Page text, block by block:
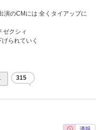
演のCMには 全くタイアップに
ゼクシィ
られていく
315